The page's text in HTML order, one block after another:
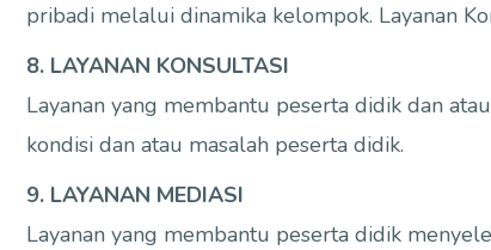
pribadi melalui dinamika kelompok. Layanan
8. LAYANAN KONSULTASI
Layanan yang membantu peserta didik dan
kondisi dan atau masalah peserta didik.
9. LAYANAN MEDIASI
Layanan yang membantu peserta didik